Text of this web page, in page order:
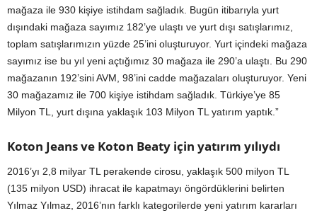
mağaza ile 930 kişiye istihdam sağladık. Bugün itibarıyla yurt
dışındaki mağaza sayımız 182’ye ulaştı ve yurt dışı satışlarımız,
toplam satışlarımızın yüzde 25’ini oluşturuyor. Yurt içindeki mağaza
sayımız ise bu yıl yeni açtığımız 30 mağaza ile 290’a ulaştı. Bu 290
mağazanın 192’sini AVM, 98’ini cadde mağazaları oluşturuyor. Yeni
30 mağazamız ile 700 kişiye istihdam sağladık. Türkiye’ye 85
Milyon TL, yurt dışına yaklaşık 103 Milyon TL yatırım yaptık.”
Koton Jeans ve Koton Beaty için yatırım yılıydı
2016’yı 2,8 milyar TL perakende cirosu, yaklaşık 500 milyon TL
(135 milyon USD) ihracat ile kapatmayı öngördüklerini belirten
Yılmaz Yılmaz, 2016’nın farklı kategorilerde yeni yatırım kararları